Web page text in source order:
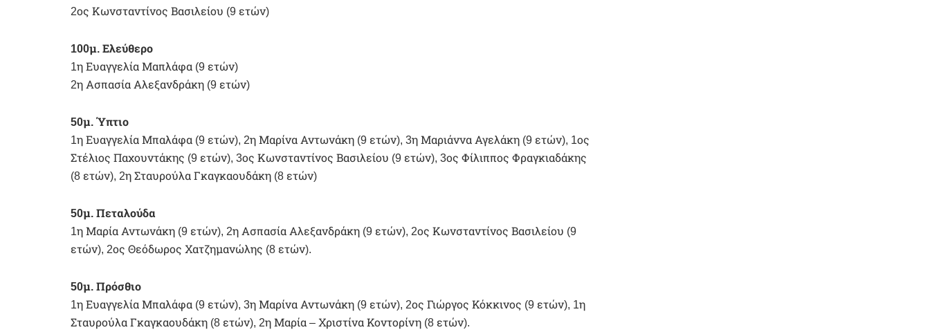
2ος Κωνσταντίνος Βασιλείου (9 ετών)
100μ. Ελεύθερο
1η Ευαγγελία Μαπλάφα (9 ετών)
2η Ασπασία Αλεξανδράκη (9 ετών)
50μ. Ύπτιο
1η Ευαγγελία Μπαλάφα (9 ετών), 2η Μαρίνα Αντωνάκη (9 ετών), 3η Μαριάννα Αγελάκη (9 ετών), 1ος
Στέλιος Παχουντάκης (9 ετών), 3ος Κωνσταντίνος Βασιλείου (9 ετών), 3ος Φίλιππος Φραγκιαδάκης
(8 ετών), 2η Σταυρούλα Γκαγκαουδάκη (8 ετών)
50μ. Πεταλούδα
1η Μαρία Αντωνάκη (9 ετών), 2η Ασπασία Αλεξανδράκη (9 ετών), 2ος Κωνσταντίνος Βασιλείου (9
ετών), 2ος Θεόδωρος Χατζημανώλης (8 ετών).
50μ. Πρόσθιο
1η Ευαγγελία Μπαλάφα (9 ετών), 3η Μαρίνα Αντωνάκη (9 ετών), 2ος Γιώργος Κόκκινος (9 ετών), 1η
Σταυρούλα Γκαγκαουδάκη (8 ετών), 2η Μαρία – Χριστίνα Κοντορίνη (8 ετών).